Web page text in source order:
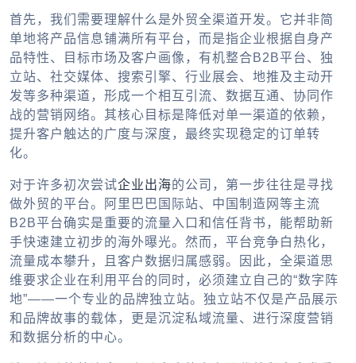
首先，我们需要理解什么是外贸全渠道开发。它并非简
单地将产品信息铺满所有平台，而是指企业根据自身产
品特性、目标市场及客户画像，有机整合B2B平台、独
立站、社交媒体、搜索引擎、行业展会、地推及主动开
发等多种渠道，形成一个相互引流、数据互通、协同作
战的营销网络。其核心目标是降低对单一渠道的依赖，
提升客户触达的广度与深度，最终实现稳定的订单转
化。
对于许多初次尝试企业出海的公司，第一步往往是寻找
做外贸的平台。阿里巴巴国际站、中国制造网等主流
B2B平台确实是重要的流量入口和信任背书，能帮助新
手快速建立初步的海外曝光。然而，平台竞争白热化，
流量成本攀升，且客户数据归属感弱。因此，全渠道思
维要求企业在利用平台的同时，必须建立自己的“数字阵
地”——一个专业的品牌独立站。独立站不仅是产品展示
和品牌故事的载体，更是沉淀私域流量、进行深度营销
和数据分析的中心。